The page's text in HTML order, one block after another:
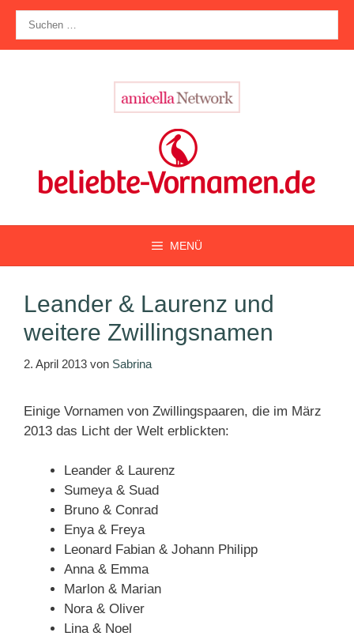
Zum
Inhalt
springen
nach:
MENÜ
Leander & Laurenz und
weitere Zwillingsnamen
2. April 2013 von Sabrina
Einige Vornamen von Zwillingspaaren, die im März
2013 das Licht der Welt erblickten:
Leander & Laurenz
Sumeya & Suad
Bruno & Conrad
Enya & Freya
Leonard Fabian & Johann Philipp
Anna & Emma
Marlon & Marian
Nora & Oliver
Lina & Noel